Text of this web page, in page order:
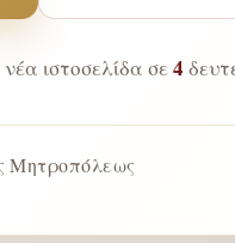
ιστοσελίδα σε4
Μητροπόλεως